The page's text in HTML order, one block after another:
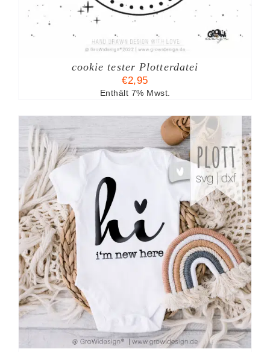
cookie tester Plotterdatei
€2,95
Enthält 7% Mwst.